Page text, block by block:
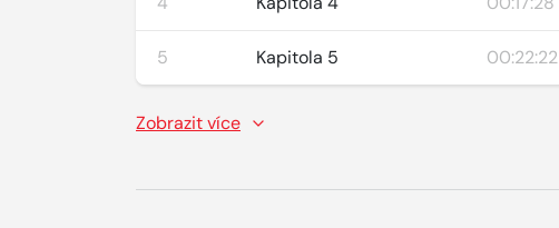
5 Kapitola 5 00:22:22
Zobrazit více